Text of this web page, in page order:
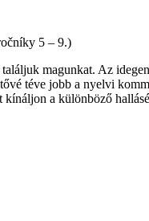
5 – 9.)
magunkat. Az
téve jobb a nyelvi
a különböző